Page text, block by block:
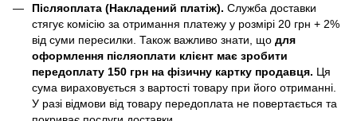
Післяоплата (Накладений платіж). Служба доставки
стягує комісію за отримання платежу у розмірі 20 грн + 2%
від суми пересилки. Також важливо знати, що для
оформлення післяоплати клієнт має зробити
передоплату 150 грн на фізичну картку продавця. Ця
сума вираховується з вартості товару при його отриманні.
У разі відмови від товару передоплата не повертається та